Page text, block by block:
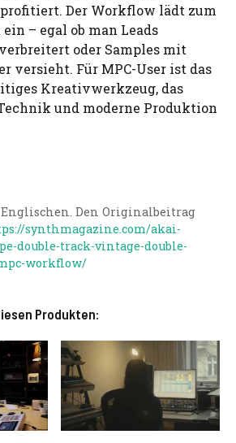
Der Workflow lädt zum
– egal ob man Leads
oder Samples mit
versieht. Für MPC-User ist das
Kreativwerkzeug, das
und moderne Produktion
Englischen. Den Originalbeitrag
synthmagazine.com/akai-
double-track-vintage-double-
workflow/
Produkten: